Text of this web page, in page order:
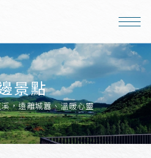
景點
，遠離城囂、溫暖心靈